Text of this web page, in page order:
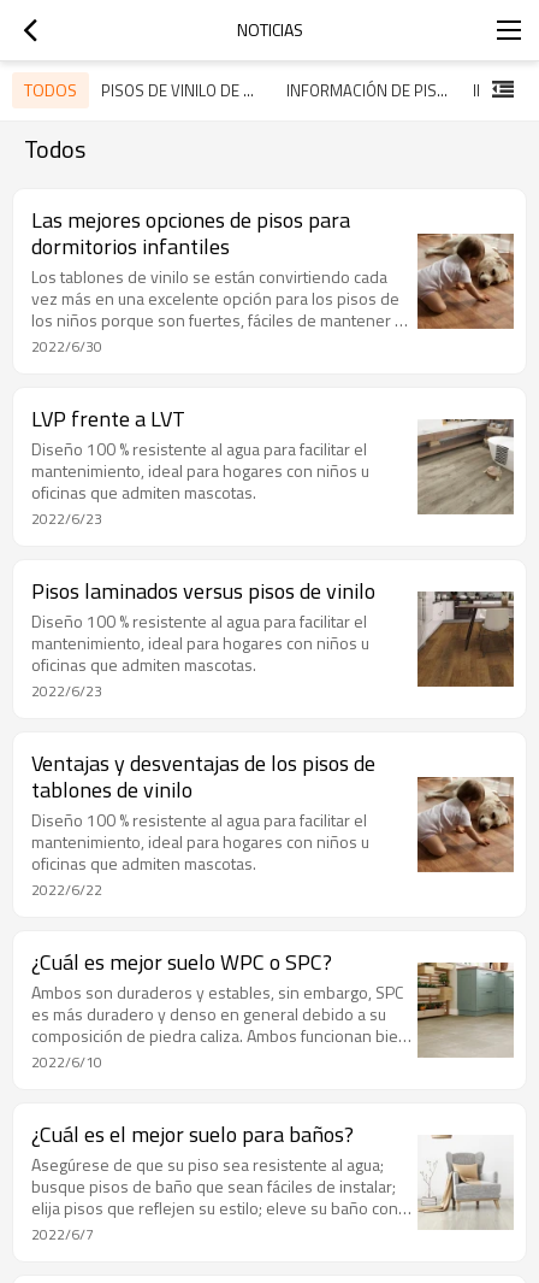
NOTICIAS
TODOS PISOS DE VINILO DE ULTRASUPERFICIE INFORMACIÓN DE PISOS DE VINILO
Todos
Las mejores opciones de pisos para
dormitorios infantiles
Los tablones de vinilo se están convirtiendo cada
vez más en una excelente opción para los pisos de
los niños porque son fuertes, fáciles de mantener y
son un producto apto para personas alérgicas. Son
2022/6/30
LVP frente a LVT
Diseño 100 % resistente al agua para facilitar el
mantenimiento, ideal para hogares con niños u
oficinas que admiten mascotas.
2022/6/23
Pisos laminados versus pisos de vinilo
Diseño 100 % resistente al agua para facilitar el
mantenimiento, ideal para hogares con niños u
oficinas que admiten mascotas.
2022/6/23
Ventajas y desventajas de los pisos de
tablones de vinilo
Diseño 100 % resistente al agua para facilitar el
mantenimiento, ideal para hogares con niños u
oficinas que admiten mascotas.
2022/6/22
¿Cuál es mejor suelo WPC o SPC?
Ambos son duraderos y estables, sin embargo, SPC
es más duradero y denso en general debido a su
composición de piedra caliza. Ambos funcionan bien
en espacios interiores comerciales. WPC es más
2022/6/10
¿Cuál es el mejor suelo para baños?
Asegúrese de que su piso sea resistente al agua;
busque pisos de baño que sean fáciles de instalar;
elija pisos que reflejen su estilo; eleve su baño con
hermosos pisos nuevos.
2022/6/7